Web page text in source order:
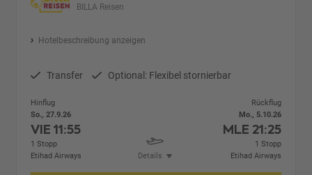
BILLA Reisen
Hotelbeschreibung anzeigen
Transfer Optional: Flexibel stornierbar
Hinflug
So., 27.9.26
VIE11:55
1 Stopp
Etihad Airways
Details
Rückflug
Mo., 5.10.26
MLE 21:25
1 Stopp
Etihad Airways